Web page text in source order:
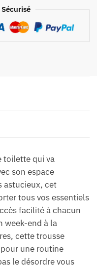
toilette qui va
son espace
astucieux, cet
tous vos essentiels
facilité à chacun
week-end à la
cette trousse
une routine
le désordre vous